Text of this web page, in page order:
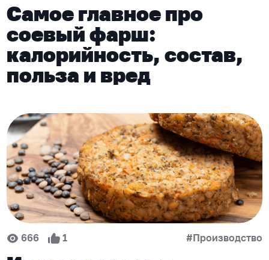
Самое главное про
соевый фарш:
калорийность, состав,
польза и вред
666 1 #Производство